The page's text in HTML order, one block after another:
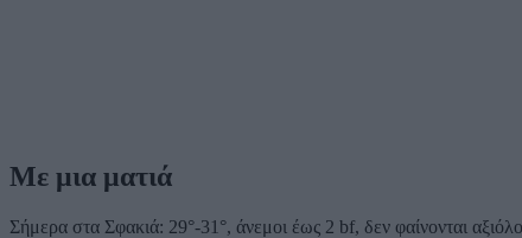
Με μια ματιά
Σήμερα στα Σφακιά: 29°-31°, άνεμοι έως 2 bf, δεν φαίνονται